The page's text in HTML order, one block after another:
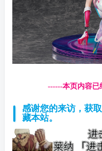
------本页内容已
感谢您的来访，获
藏本站。